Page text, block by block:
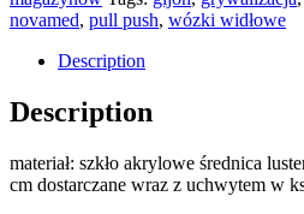
novamed, pull push, wózki widłowe
Description
Description
materiał: szkło akrylowe średnica
cm dostarczane wraz z uchwytem w